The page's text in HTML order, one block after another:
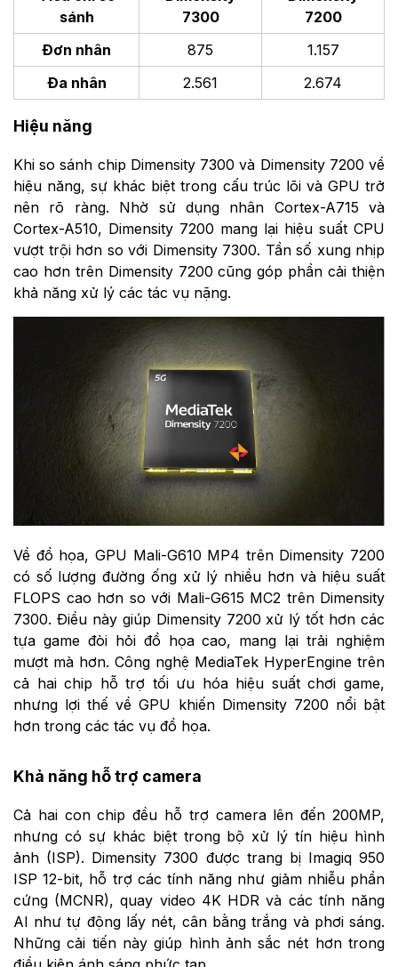
sánh
7300
7200
Đơn nhân
875
1.157
Đa nhân
2.561 2.674
Hiệu năng
Khi so sánh chip Dimensity 7300 và Dimensity 7200 về
hiệu năng, sự khác biệt trong cấu trúc lõi và GPU trở
nên rõ ràng. Nhờ sử dụng nhân Cortex-A715 và
Cortex-A510, Dimensity 7200 mang lại hiệu suất CPU
vượt trội hơn so với Dimensity 7300. Tần số xung nhịp
cao hơn trên Dimensity 7200 cũng góp phần cải thiện
khả năng xử lý các tác vụ nặng.
Về đồ họa, GPU Mali-G610 MP4 trên Dimensity 7200
có số lượng đường ống xử lý nhiều hơn và hiệu suất
FLOPS cao hơn so với Mali-G615 MC2 trên Dimensity
7300. Điều này giúp Dimensity 7200 xử lý tốt hơn các
tựa game đòi hỏi đồ họa cao, mang lại trải nghiệm
mượt mà hơn. Công nghệ MediaTek HyperEngine trên
cả hai chip hỗ trợ tối ưu hóa hiệu suất chơi game,
nhưng lợi thế về GPU khiến Dimensity 7200 nổi bật
hơn trong các tác vụ đồ họa.
Khả năng hỗ trợ camera
Cả hai con chip đều hỗ trợ camera lên đến 200MP,
nhưng có sự khác biệt trong bộ xử lý tín hiệu hình
ảnh (ISP). Dimensity 7300 được trang bị Imagiq 950
ISP 12-bit, hỗ trợ các tính năng như giảm nhiễu phần
cứng (MCNR), quay video 4K HDR và các tính năng
AI như tự động lấy nét, cân bằng trắng và phơi sáng.
Những cải tiến này giúp hình ảnh sắc nét hơn trong